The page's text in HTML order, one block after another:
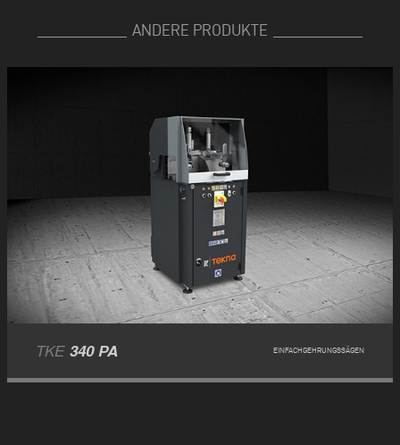
ANDERE PRODUKTE
TKE 340 PA EINFACHGEHRUNGSSÄGEN